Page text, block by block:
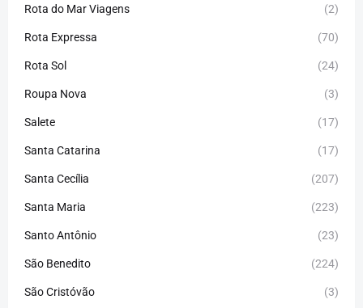
Rota do Mar Viagens (2)
Rota Expressa (70)
Rota Sol (24)
Roupa Nova (3)
Salete (17)
Santa Catarina (17)
Santa Cecília (207)
Santa Maria (223)
Santo Antônio (23)
São Benedito (224)
São Cristóvão (3)